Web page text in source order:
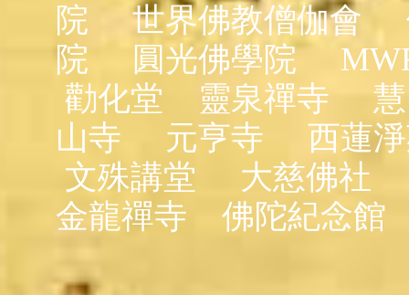
院
世界佛教僧伽會
院
圓光佛學院
勸化堂
靈泉禪寺
山寺
元亨寺
西蓮
文殊講堂
大慈佛社
金龍禪寺
佛陀紀念館